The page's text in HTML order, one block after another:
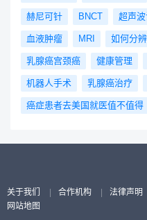
赫尼可针 BNCT 超声
血液肿瘤 MRI 如何分
乳腺癌宫颈癌 健康管理
机器人手术 乳腺癌治疗
癌症患者去美国就医值不值得
关于我们 | 合作机构 | 法律声明
网站地图